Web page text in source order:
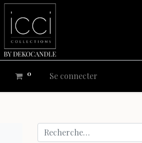
0 Se connecter